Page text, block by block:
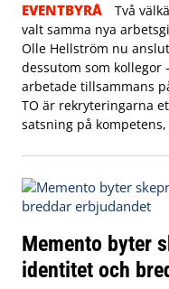
EVENTBYRÅ
Två
valt samma nya
Olle Hellström nu
dessutom som kollegor
arbetade tillsammans
TO är rekryteringarna
satsning på
Memento byter
identitet och